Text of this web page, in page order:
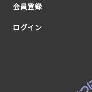
会員登録
ログイン